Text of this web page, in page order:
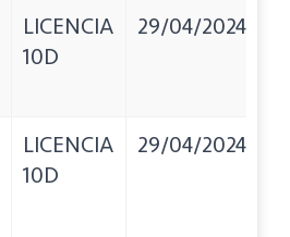
LICENCIA
10D
29/04/2024
LICENCIA
10D
29/04/2024